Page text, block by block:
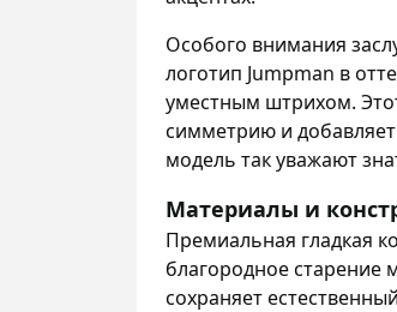
Особого внимания
логотип Jumpman в
уместным штрихом.
симметрию и
модель так уважают
Материалы и
Премиальная гладкая
благородное старение
сохраняет